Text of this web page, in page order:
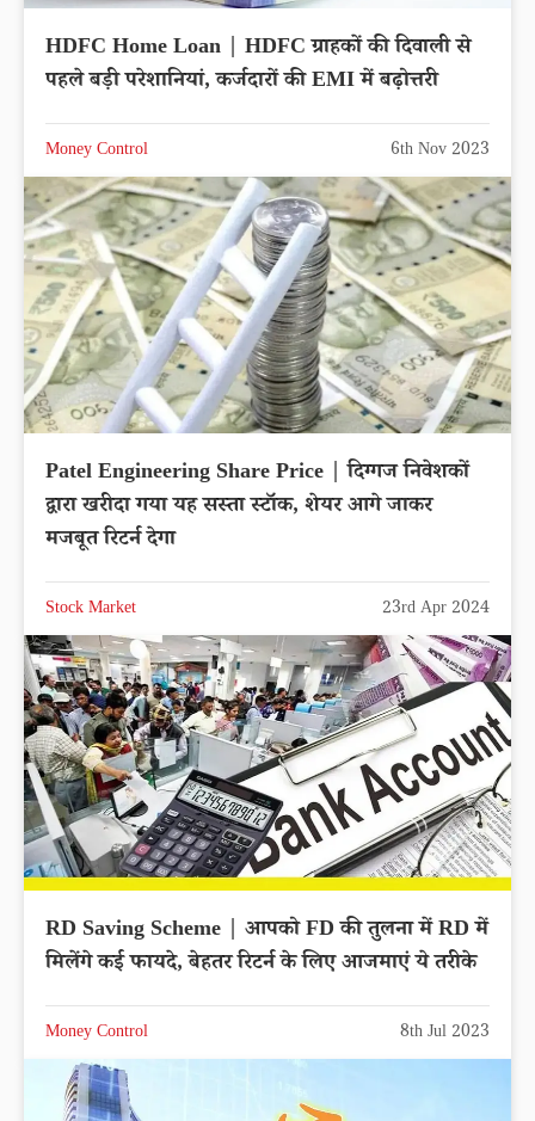
HDFC Home Loan | HDFC ग्राहकों की दिवाली से
पहले बड़ी परेशानियां, कर्जदारों की EMI में बढ़ोत्तरी
Money Control 6th Nov 2023
Patel Engineering Share Price | दिग्गज निवेशकों
द्वारा खरीदा गया यह सस्ता स्टॉक, शेयर आगे जाकर
मजबूत रिटर्न देगा
Stock Market 23rd Apr 2024
RD Saving Scheme | आपको FD की तुलना में RD में
मिलेंगे कई फायदे, बेहतर रिटर्न के लिए आजमाएं ये तरीके
Money Control 8th Jul 2023